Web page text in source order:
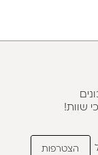
שוות!